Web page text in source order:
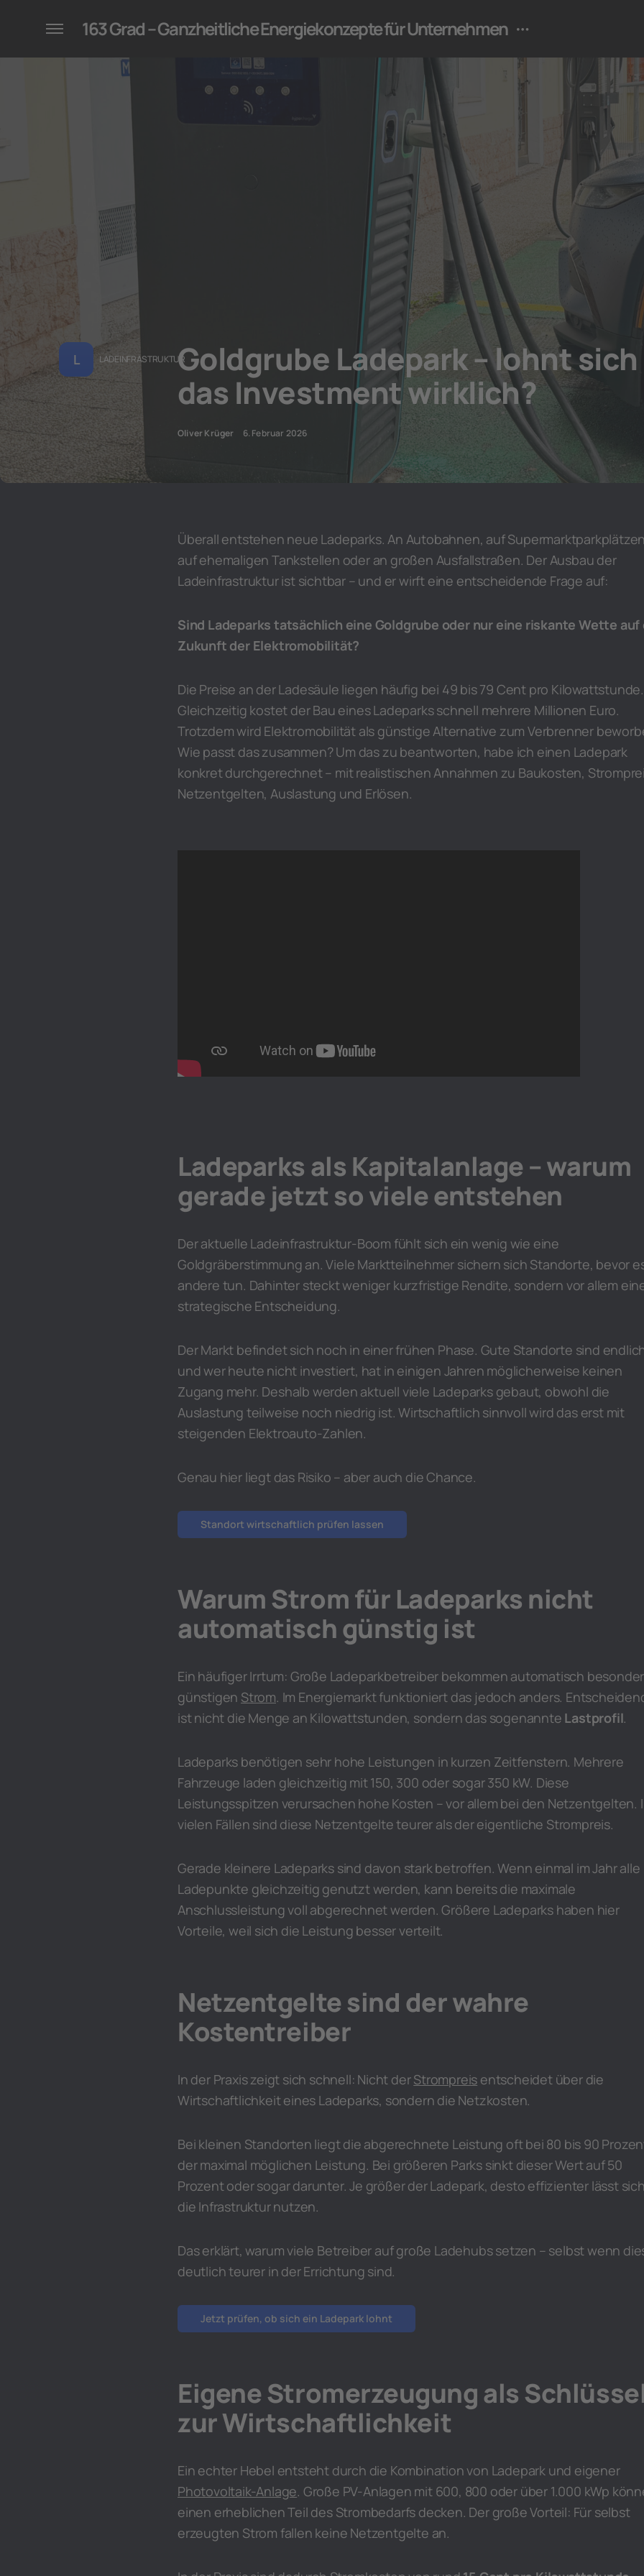
für Unternehmen
163 Grad – Ganzheitliche Energiekonzepte für Unternehmen
L LADEINFRASTRUKTURGoldgrube Ladepark – lohnt sich
das Investment wirklich?
Oliver Krüger 6. Februar 2026
Überall entstehen neue Ladeparks. An Autobahnen, auf
auf ehemaligen Tankstellen oder an großen Ausfallstraßen. Der Ausbau der
Ladeinfrastruktur ist sichtbar – und er wirft eine entscheidende Frage auf:
Sind Ladeparks tatsächlich eine Goldgrube oder nur eine riskante Wette auf
Zukunft der Elektromobilität?
Die Preise an der Ladesäule liegen häufig bei 49 bis 79 Cent pro Kilowattstunde.
Gleichzeitig kostet der Bau eines Ladeparks schnell mehrere Millionen Euro.
Trotzdem wird Elektromobilität als günstige Alternative zum Verbrenner
Wie passt das zusammen? Um das zu beantworten, habe ich einen Ladepark
konkret durchgerechnet – mit realistischen Annahmen zu Baukosten,
Netzentgelten, Auslastung und Erlösen.
Ladeparks als Kapitalanlage – warum
gerade jetzt so viele entstehen
Der aktuelle Ladeinfrastruktur-Boom fühlt sich ein wenig wie eine
Goldgräberstimmung an. Viele Marktteilnehmer sichern sich Standorte, bevor
andere tun. Dahinter steckt weniger kurzfristige Rendite, sondern vor allem
strategische Entscheidung.
Der Markt befindet sich noch in einer frühen Phase. Gute Standorte sind
und wer heute nicht investiert, hat in einigen Jahren möglicherweise keinen
Zugang mehr. Deshalb werden aktuell viele Ladeparks gebaut, obwohl die
Auslastung teilweise noch niedrig ist. Wirtschaftlich sinnvoll wird das erst mit
steigenden Elektroauto-Zahlen.
Genau hier liegt das Risiko – aber auch die Chance.
Standort wirtschaftlich prüfen lassen
Warum Strom für Ladeparks nicht
automatisch günstig ist
Ein häufiger Irrtum: Große Ladeparkbetreiber bekommen automatisch
günstigen Strom. Im Energiemarkt funktioniert das jedoch anders.
ist nicht die Menge an Kilowattstunden, sondern das sogenannte Lastprofil.
Ladeparks benötigen sehr hohe Leistungen in kurzen Zeitfenstern. Mehrere
Fahrzeuge laden gleichzeitig mit 150, 300 oder sogar 350 kW. Diese
Leistungsspitzen verursachen hohe Kosten – vor allem bei den Netzentgelten.
vielen Fällen sind diese Netzentgelte teurer als der eigentliche Strompreis.
Gerade kleinere Ladeparks sind davon stark betroffen. Wenn einmal im Jahr alle
Ladepunkte gleichzeitig genutzt werden, kann bereits die maximale
Anschlussleistung voll abgerechnet werden. Größere Ladeparks haben hier
Vorteile, weil sich die Leistung besser verteilt.
Netzentgelte sind der wahre
Kostentreiber
In der Praxis zeigt sich schnell: Nicht derStrompreis entscheidet über die
Wirtschaftlichkeit eines Ladeparks, sondern die Netzkosten.
Bei kleinen Standorten liegt die abgerechnete Leistung oft bei 80 bis 90
der maximal möglichen Leistung. Bei größeren Parks sinkt dieser Wert auf 50
Prozent oder sogar darunter. Je größer der Ladepark, desto effizienter lässt
die Infrastruktur nutzen.
Das erklärt, warum viele Betreiber auf große Ladehubs setzen – selbst wenn
deutlich teurer in der Errichtung sind.
Jetzt prüfen, ob sich ein Ladepark lohnt
Eigene Stromerzeugung als
zur Wirtschaftlichkeit
Ein echter Hebel entsteht durch die Kombination von Ladepark und eigener
Photovoltaik-Anlage. Große PV-Anlagen mit 600, 800 oder über 1.000 kWp
einen erheblichen Teil des Strombedarfs decken. Der große Vorteil: Für selbst
erzeugten Strom fallen keine Netzentgelte an.